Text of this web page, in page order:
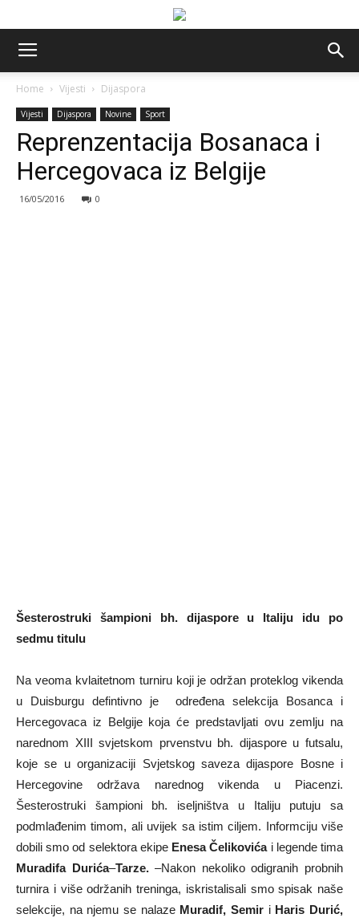
Home Vijesti Dijaspora
Vijesti Dijaspora Novine Sport
Reprenzentacija Bosanaca i
Hercegovaca iz Belgije
16/05/2016 0
Šesterostruki šampioni bh. dijaspore u Italiju idu po
sedmu titulu
Na veoma kvlaitetnom turniru koji je održan proteklog vikenda
u Duisburgu defintivno je određena selekcija Bosanca i
Hercegovaca iz Belgije koja će predstavljati ovu zemlju na
narednom XIII svjetskom prvenstvu bh. dijaspore u futsalu,
koje se u organizaciji Svjetskog saveza dijaspore Bosne i
Hercegovine održava narednog vikenda u Piacenzi.
Šesterostruki šampioni bh. iseljništva u Italiju putuju sa
podmlađenim timom, ali uvijek sa istim ciljem. Informciju više
dobili smo od selektora ekipe Enesa Čelikovića i legende tima
Muradifa Durića–Tarze.–Nakon nekoliko odigranih probnih
turnira i više održanih treninga, iskristalisali smo spisak naše
selekcije, na njemu se nalaze Muradif, Semir iHaris Durić,